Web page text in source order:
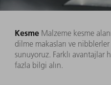
Kesme Malzeme kesme
dilme makasları ve nibblerler
sunuyoruz. Farklı avantajlar
fazla bilgi alın.